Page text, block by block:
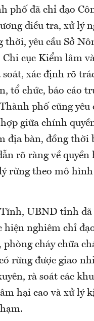
phố đã chỉ đạo
điều tra, xử lý
thời, yêu cầu Sở
cục Kiểm lâm
xác định rõ
tổ chức, báo cáo
phố cũng yêu
giữa chính
địa bàn, đồng thời
rõ ràng về quyền
rừng theo mô
UBND tỉnh đã
hiện nghiêm chỉ
phòng cháy chữa
rừng được giao
rà soát các
hại cao và xử lý